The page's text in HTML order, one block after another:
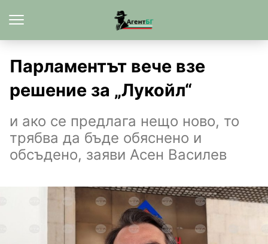
Парламентът вече взе
решение за „Лукойл“
и ако се предлага нещо ново, то
трябва да бъде обяснено и
обсъдено, заяви Асен Василев